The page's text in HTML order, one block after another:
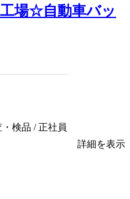
場☆自動車バッ
検品 / 正社員
詳細を表示